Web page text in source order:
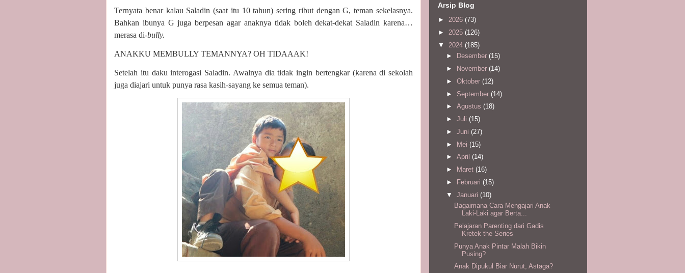
Ternyata benar kalau Saladin (saat itu 10 tahun) sering ribut dengan G, teman sekelasnya.
Bahkan ibunya G juga berpesan agar anaknya tidak boleh dekat-dekat Saladin karena…
merasa di-bully.
ANAKKU MEMBULLY TEMANNYA? OH TIDAAAK!
Setelah itu daku interogasi Saladin. Awalnya dia tidak ingin bertengkar (karena di sekolah
juga diajari untuk punya rasa kasih-sayang ke semua teman).
Arsip Blog
► 2026 (73)
► 2025 (126)
▼ 2024 (185)
►
Desember (15)
►
November (14)
► Oktober (12)
► September (14)
► Agustus (18)
► Juli (15)
► Juni (27)
► Mei (15)
► April (14)
►
Maret (16)
►
Februari (15)
▼ Januari (10)
Bagaimana Cara Mengajari Anak
Laki-Laki agar Berta...
Pelajaran Parenting dari Gadis
Kretek the Series
Punya Anak Pintar Malah Bikin
Pusing?
Anak Dipukul Biar Nurut, Astaga?